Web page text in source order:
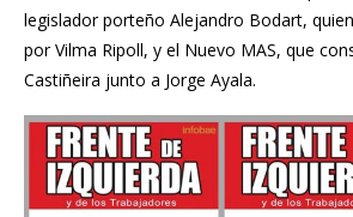
legislador porteño Alejandro Bodart,
por Vilma Ripoll, y el Nuevo MAS, que
Castiñeira junto a Jorge Ayala.